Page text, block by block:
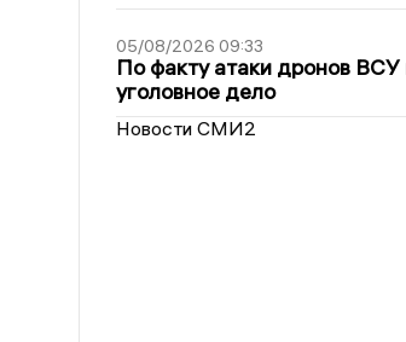
05/08/2026 09:33
По факту атаки дронов
уголовное дело
Новости СМИ2